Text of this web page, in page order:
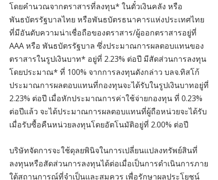
โดยคำนวณจากตราสารที่ลงทุน* ในตั๋วเงินคลัง หรือ
พันธบัตรรัฐบาลไทย หรือพันธบัตรธนาคารแห่งประเทศไทย
ที่มีอันดับความน่าเชื่อถือของตราสาร/ผู้ออกตราสารอยู่ที่
AAA หรือ พันธบัตรรัฐบาล ซึ่งประมาณการผลตอบแทนของ
ตราสารในรูปเงินบาท* อยู่ที่ 2.23% ต่อปี มีสัดส่วนการลงทุน
โดยประมาณ* ที่ 100% จากการลงทุนดังกล่าว บลจ.ทิสโก้
ประมาณการผลตอบแทนที่กองทุนจะได้รับในรูปเงินบาทอยู่ที่
2.23% ต่อปี เมื่อหักประมาณการค่าใช้จ่ายกองทุน ที่ 0.23%
ต่อปีแล้ว จะได้ประมาณการผลตอบแทนที่ผู้ถือหน่วยจะได้รับ
เมื่อรับซื้อคืนหน่วยลงทุนโดยอัตโนมัติอยู่ที่ 2.00% ต่อปี
บริษัทจัดการจะใช้ดุลยพินิจในการเปลี่ยนแปลงทรัพย์สินที่
ลงทุนหรือสัดส่วนการลงทุนได้ต่อเมื่อเป็นการดำเนินการภาย
ใต้สถานการณ์ที่จำเป็นและสมควร เพื่อรักษาผลประโยชน์